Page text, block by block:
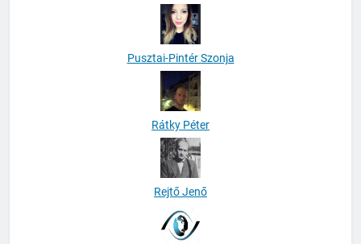
Pusztai-Pintér Szonja
Rátky Péter
Rejtő Jenő